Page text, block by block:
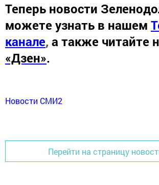
Теперь новости
можете узнать в нашем
канале, а также читайте
«Дзен».
Новости СМИ2
Перейти на страницу